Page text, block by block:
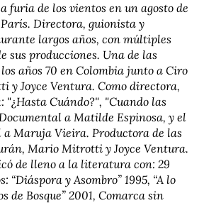
furia de los vientos en un agosto de
Directora, guionista y
largos años, con múltiples
sus producciones. Una de las
años 70 en Colombia junto a Ciro
Joyce Ventura. Como directora,
Cuándo?", "Cuando las
a Matilde Espinosa, y el
Maruja Vieira. Productora de las
Mario Mitrotti y Joyce Ventura.
de lleno a la literatura con: 29
“Diáspora y Asombro” 1995, “A lo
de Bosque” 2001, Comarca sin